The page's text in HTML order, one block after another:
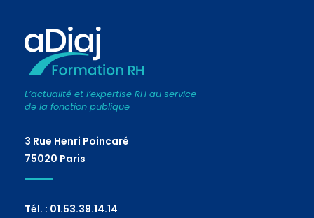
L’actualité et l’expertise RH au service
de la fonction publique
3 Rue Henri Poincaré
75020 Paris
Tél. : 01.53.39.14.14